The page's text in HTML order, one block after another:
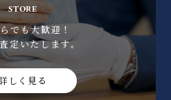
STORE
でも大歓迎！
定いたします｡
しく見る